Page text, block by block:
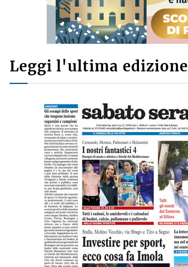
Leggi l'ultima edizione